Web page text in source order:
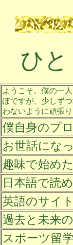
ひ
ようこそ。僕の一
ぽですが、少しず
わないように頑張り
僕自身のプ
お世話にな
趣味で始め
日本語で読
英語のサイト
過去と未来
スポーツ留